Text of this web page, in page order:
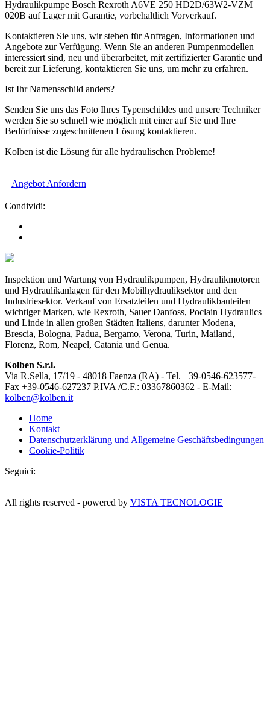
Hydraulikpumpe Bosch Rexroth A6VE 250 HD2D/63W2-VZM
020B auf Lager mit Garantie, vorbehaltlich Vorverkauf.
Kontaktieren Sie uns, wir stehen für Anfragen, Informationen und
Angebote zur Verfügung. Wenn Sie an anderen Pumpenmodellen
interessiert sind, neu und überarbeitet, mit zertifizierter Garantie und
bereit zur Lieferung, kontaktieren Sie uns, um mehr zu erfahren.
Ist Ihr Namensschild anders?
Senden Sie uns das Foto Ihres Typenschildes und unsere Techniker
werden Sie so schnell wie möglich mit einer auf Sie und Ihre
Bedürfnisse zugeschnittenen Lösung kontaktieren.
Kolben ist die Lösung für alle hydraulischen Probleme!
Angebot Anfordern
Condividi:
Inspektion und Wartung von Hydraulikpumpen, Hydraulikmotoren
und Hydraulikanlagen für den Mobilhydrauliksektor und den
Industriesektor. Verkauf von Ersatzteilen und Hydraulikbauteilen
wichtiger Marken, wie Rexroth, Sauer Danfoss, Poclain Hydraulics
und Linde in allen großen Städten Italiens, darunter Modena,
Brescia, Bologna, Padua, Bergamo, Verona, Turin, Mailand,
Florenz, Rom, Neapel, Catania und Genua.
Kolben S.r.l.
Via R.Sella, 17/19 - 48018 Faenza (RA) - Tel. +39-0546-623577-
Fax +39-0546-627237 P.IVA /C.F.: 03367860362 - E-Mail:
kolben@kolben.it
Home
Kontakt
Datenschutzerklärung und Allgemeine Geschäftsbedingungen
Cookie-Politik
Seguici:
All rights reserved - powered by VISTA TECNOLOGIE